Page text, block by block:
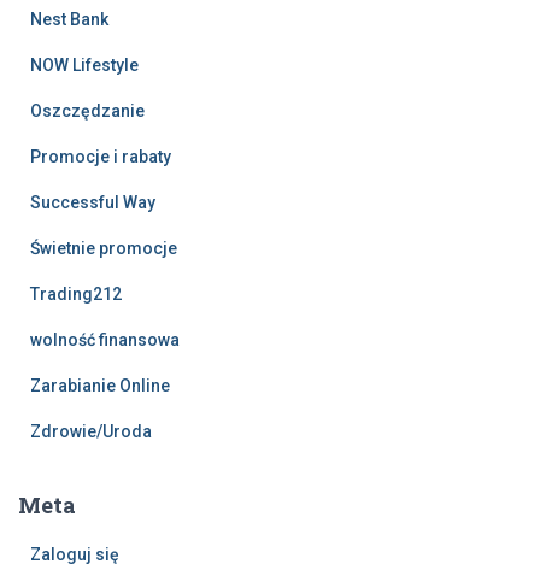
Nest Bank
NOW Lifestyle
Oszczędzanie
Promocje i rabaty
Successful Way
Świetnie promocje
Trading212
wolność finansowa
Zarabianie Online
Zdrowie/Uroda
Meta
Zaloguj się